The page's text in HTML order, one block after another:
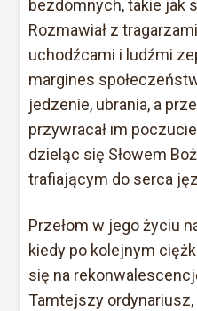
bezdomnych, takie jak
Rozmawiał z
uchodźcami i ludźmi
margines
jedzenie, ubrania, a
przywracał im
dzieląc się Słowem
trafiającym do serca
Przełom w jego życiu
kiedy po kolejnym
się na
Tamtejszy ordynariusz,